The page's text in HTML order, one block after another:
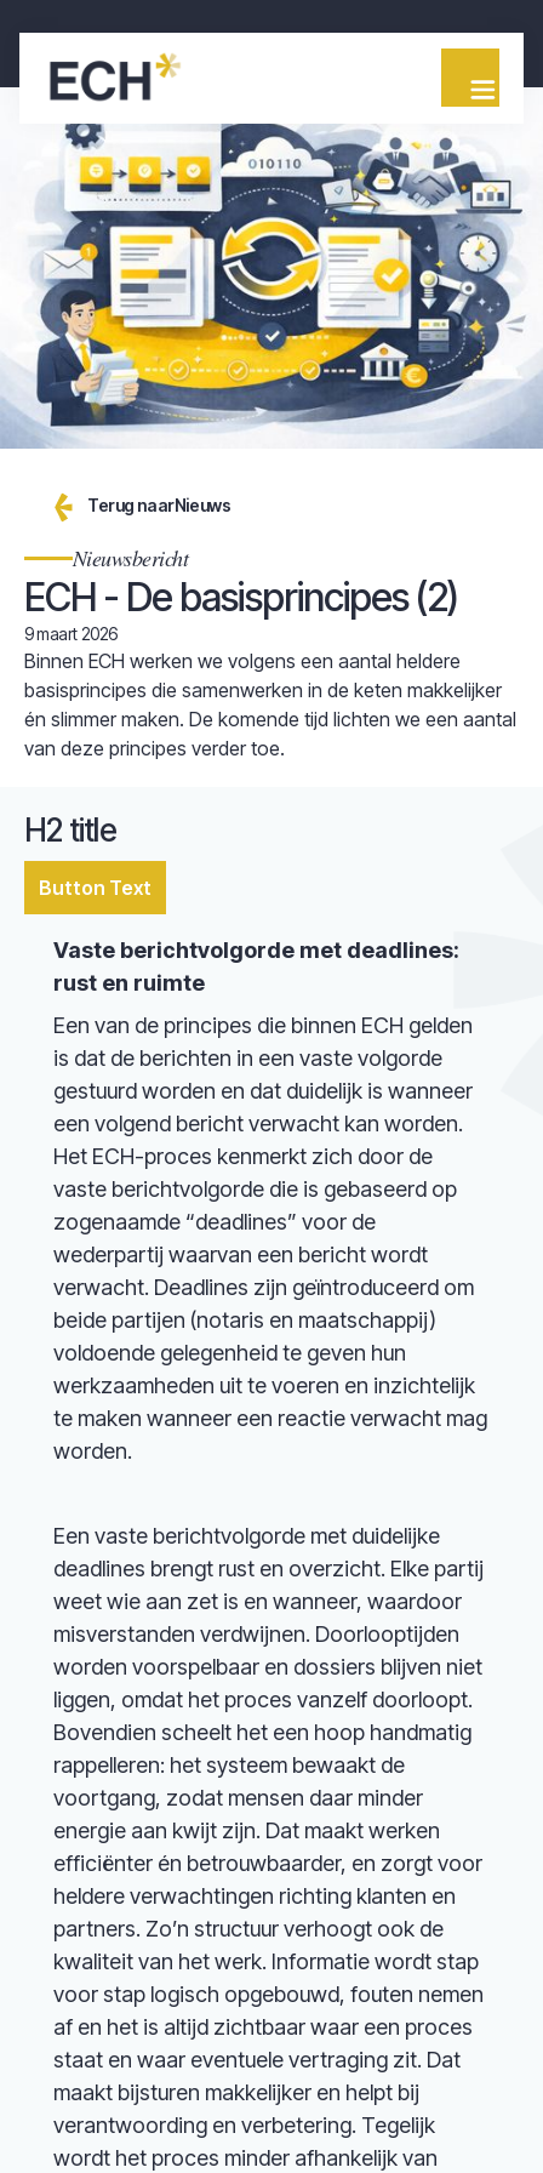
Terug naarNieuws
Nieuwsbericht
ECH - De basisprincipes (2)
9 maart 2026
Binnen ECH werken we volgens een aantal heldere
basisprincipes die samenwerken in de keten makkelijker
én slimmer maken. De komende tijd lichten we een aantal
van deze principes verder toe.
H2 title
Button Text
Vaste berichtvolgorde met deadlines:
rust en ruimte
Een van de principes die binnen ECH gelden
is dat de berichten in een vaste volgorde
gestuurd worden en dat duidelijk is wanneer
een volgend bericht verwacht kan worden.
Het ECH-proces kenmerkt zich door de
vaste berichtvolgorde die is gebaseerd op
zogenaamde “deadlines” voor de
wederpartij waarvan een bericht wordt
verwacht. Deadlines zijn geïntroduceerd om
beide partijen (notaris en maatschappij)
voldoende gelegenheid te geven hun
werkzaamheden uit te voeren en inzichtelijk
te maken wanneer een reactie verwacht mag
worden.
Een vaste berichtvolgorde met duidelijke
deadlines brengt rust en overzicht. Elke partij
weet wie aan zet is en wanneer, waardoor
misverstanden verdwijnen. Doorlooptijden
worden voorspelbaar en dossiers blijven niet
liggen, omdat het proces vanzelf doorloopt.
Bovendien scheelt het een hoop handmatig
rappelleren: het systeem bewaakt de
voortgang, zodat mensen daar minder
energie aan kwijt zijn. Dat maakt werken
efficiënter én betrouwbaarder, en zorgt voor
heldere verwachtingen richting klanten en
partners. Zo’n structuur verhoogt ook de
kwaliteit van het werk. Informatie wordt stap
voor stap logisch opgebouwd, fouten nemen
af en het is altijd zichtbaar waar een proces
staat en waar eventuele vertraging zit. Dat
maakt bijsturen makkelijker en helpt bij
verantwoording en verbetering. Tegelijk
wordt het proces minder afhankelijk van